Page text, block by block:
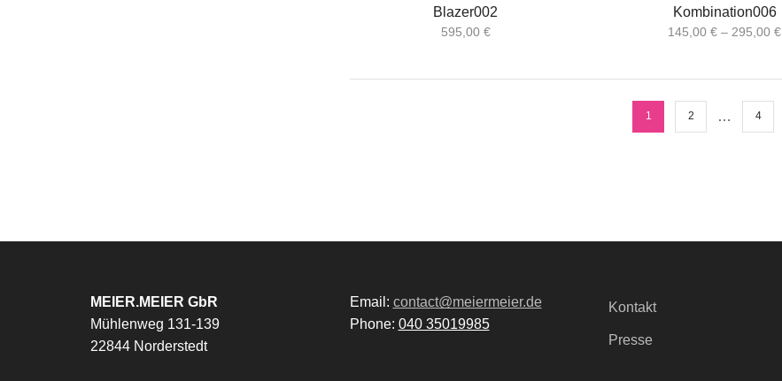
Blazer002
595,00 €
Kombination006
145,00€ – 295,00€
1 2 … 4
MEIER.MEIER GbR
Mühlenweg 131-139
22844 Norderstedt
Email: contact@meiermeier.de
Phone: 040 35019985
Kontakt
Presse